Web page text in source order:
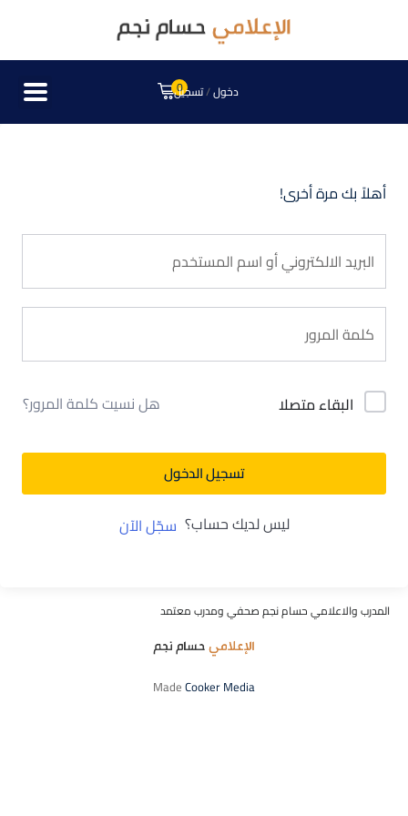
0 دخول/تسجيل
أهلاً بك مرة أخرى!
البقاء متصلا هل نسيت كلمة المرور؟
تسجيل الدخول
ليس لديك حساب؟ سجّل الآن
المدرب والاعلامي حسام نجم صحفي ومدرب معتمد
MadeCooker Media